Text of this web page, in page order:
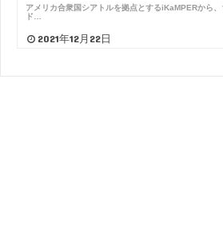
アメリカ合衆国シアトルを拠点とするiKaMPERから
ド…
2021年12月22日